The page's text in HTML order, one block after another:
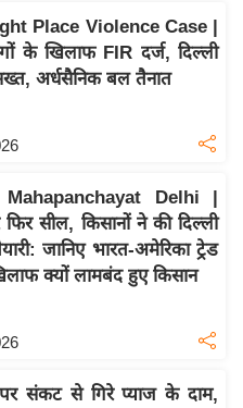
Place Violence Case |
के खिलाफ FIR दर्ज, दिल्ली
अर्धसैनिक बल तैनात
Mahapanchayat Delhi |
फिर सील, किसानों ने की दिल्ली
जानिए भारत-अमेरिका ट्रेड
क्यों लामबंद हुए किसान
संकट से गिरे प्याज के दाम,